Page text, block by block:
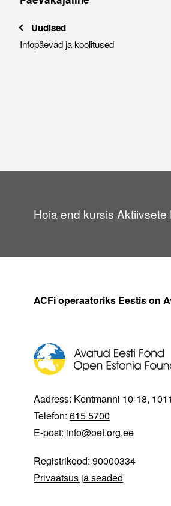
Uudised
Infopäevad ja koolitused
Hoia end kursis
ACFi operaatoriks Eestis on
Aadress: Kentmanni 10-18,
Telefon:615 5700
E-post: info@oef.org.ee
Registrikood: 90000334
Privaatsus ja seaded